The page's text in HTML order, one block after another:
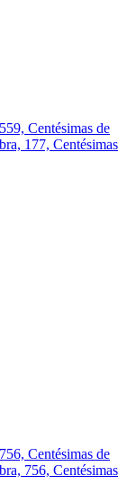
Centésimas de
177, Centésimas
Centésimas de
756, Centésimas